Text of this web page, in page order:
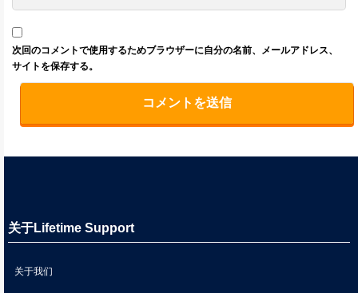
次回のコメントで使用するためブラウザーに自分の名前、メールアドレス、
サイトを保存する。
关于Lifetime Support
关于我们